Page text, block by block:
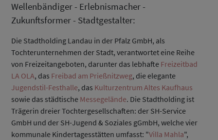
Wellenbändiger - Erlebnismacher -
Zukunftsformer - Stadtgestalter:
Die Stadtholding Landau in der Pfalz GmbH, als
Tochterunternehmen der Stadt, verantwortet eine Reihe
von Freizeitangeboten, darunter das lebhafte Freizeitbad
LA OLA, das Freibad am Prießnitzweg, die elegante
Jugendstil-Festhalle, das Kulturzentrum Altes Kaufhaus
sowie das städtische Messegelände. Die Stadtholding ist
Trägerin dreier Tochtergesellschaften: der SH-Service
GmbH und der SH-Jugend & Soziales gGmbH, welche vier
kommunale Kindertagesstätten umfasst: "Villa Mahla",